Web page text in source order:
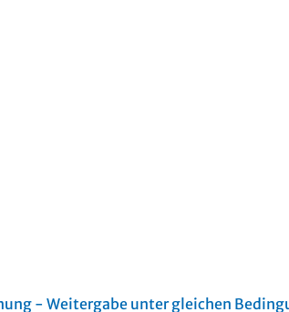
- Weitergabe unter gleichen